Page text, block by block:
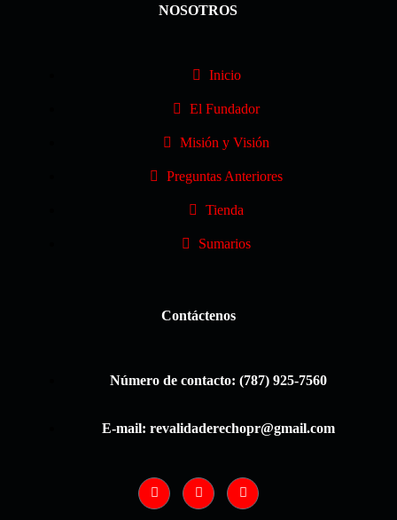
NOSOTROS
Inicio
El Fundador
Misión y Visión
Preguntas Anteriores
Tienda
Sumarios
Contáctenos
Número de contacto: (787) 925-7560
E-mail: revalidaderechopr@gmail.com